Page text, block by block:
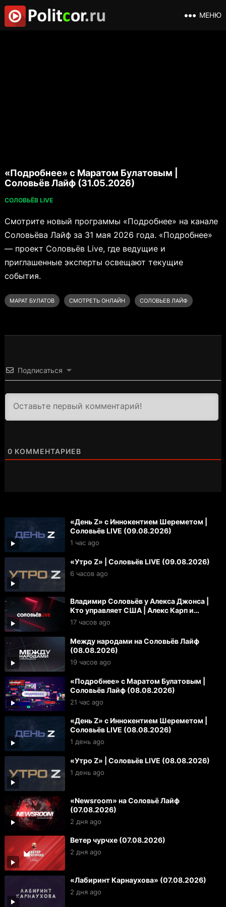
МЕНЮ
«Подробнее» с Маратом Булатовым |
Соловьёв Лайф (31.05.2026)
СОЛОВЬЁВ LIVE
Смотрите новый программы «Подробнее» на канале
Соловьёва Лайф за 31 мая 2026 года. «Подробнее»
— проект Соловьёв Live, где ведущие и
приглашенные эксперты освещают текущие
события.
МАРАТ БУЛАТОВ СМОТРЕТЬ ОНЛАЙН СОЛОВЬЕВ ЛАЙФ
Подписаться
0 КОММЕНТАРИЕВ
«День Z» с Иннокентием Шереметом |
Соловьёв LIVE (09.08.2026)
1 час ago
«Утро Z» | Соловьёв LIVE (09.08.2026)
6 часов ago
Владимир Соловьёв у Алекса Джонса |
Кто управляет США | Алекс Карп и
«технофашисты»
17 часов ago
Между народами на Соловьёв Лайф
(08.08.2026)
19 часов ago
«Подробнее» с Маратом Булатовым |
Соловьёв Лайф (08.08.2026)
21 час ago
«День Z» с Иннокентием Шереметом |
Соловьёв LIVE (08.08.2026)
1 день ago
«Утро Z» | Соловьёв LIVE (08.08.2026)
1 день ago
«Newsroom» на Соловьё Лайф
(07.08.2026)
2 дня ago
Ветер чурчхе (07.08.2026)
2 дня ago
«Лабиринт Карнаухова» (07.08.2026)
2 дня ago